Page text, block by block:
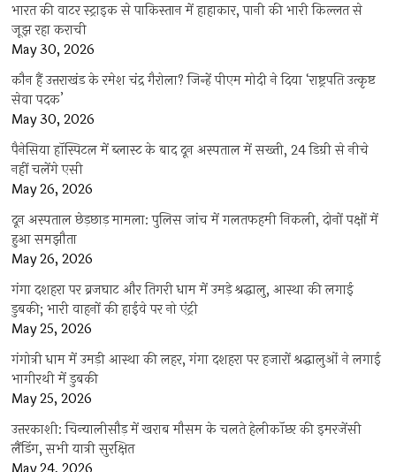
भारत की वाटर स्ट्राइक से पाकिस्तान में हाहाकार, पानी की भारी किल्लत से
जूझ रहा कराची
May 30, 2026
कौन हैं उत्तराखंड के रमेश चंद्र गैरोला? जिन्हें पीएम मोदी ने दिया ‘राष्ट्रपति उत्कृष्ट
सेवा पदक’
May 30, 2026
पैनेसिया हॉस्पिटल में ब्लास्ट के बाद दून अस्पताल में सख्ती, 24 डिग्री से नीचे
नहीं चलेंगे एसी
May 26, 2026
दून अस्पताल छेड़छाड़ मामला: पुलिस जांच में गलतफहमी निकली, दोनों पक्षों में
हुआ समझौता
May 26, 2026
गंगा दशहरा पर ब्रजघाट और तिगरी धाम में उमड़े श्रद्धालु, आस्था की लगाई
डुबकी; भारी वाहनों की हाईवे पर नो एंट्री
May 25, 2026
गंगोत्री धाम में उमड़ी आस्था की लहर, गंगा दशहरा पर हजारों श्रद्धालुओं ने लगाई
भागीरथी में डुबकी
May 25, 2026
उत्तरकाशी: चिन्यालीसौड़ में खराब मौसम के चलते हेलीकॉप्टर की इमरजेंसी
लैंडिंग, सभी यात्री सुरक्षित